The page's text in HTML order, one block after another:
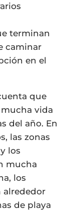
terminan
caminar
en el
que
vida
del año. En
las zonas
los
mucha
los
alrededor
de playa